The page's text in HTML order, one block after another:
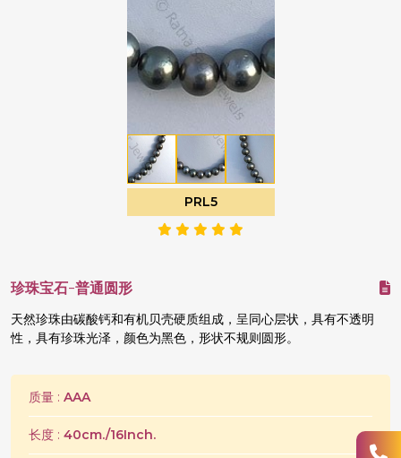
PRL5
珍珠宝石-普通圆形
天然珍珠由碳酸钙和有机贝壳硬质组成，呈同心层状，具有不透明
性，具有珍珠光泽，颜色为黑色，形状不规则圆形。
质量 : AAA
长度 : 40cm./16Inch.